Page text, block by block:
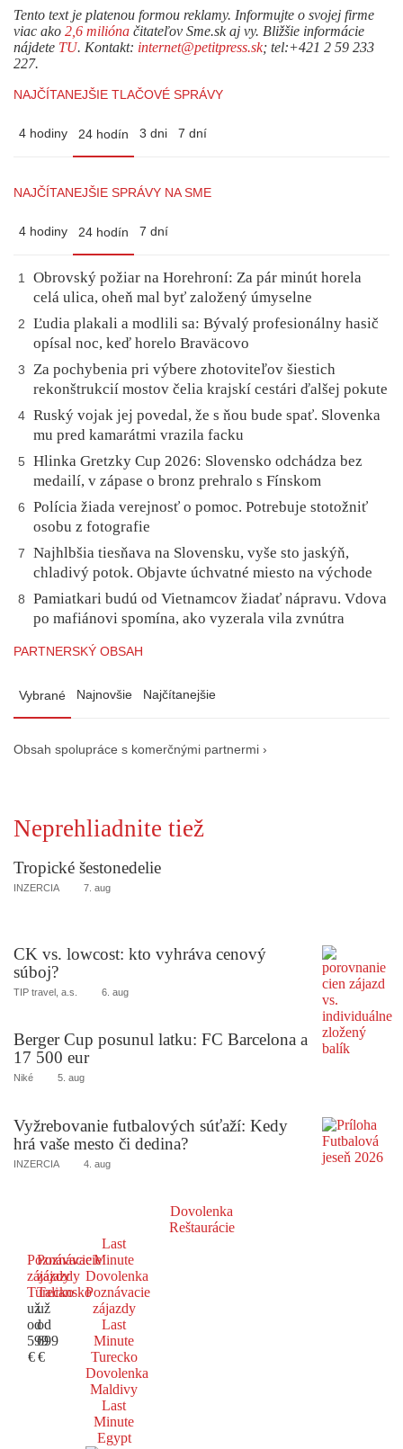
Tento text je platenou formou reklamy. Informujte o svojej firme
viac ako 2,6 milióna čitateľov Sme.sk aj vy. Bližšie informácie
nájdete TU. Kontakt: internet@petitpress.sk; tel:+421 2 59 233
227.
NAJČÍTANEJŠIE TLAČOVÉ SPRÁVY
4 hodiny 24 hodín 3 dni 7 dní
NAJČÍTANEJŠIE SPRÁVY NA SME
4 hodiny 24 hodín 7 dní
1
Obrovský požiar na Horehroní: Za pár minút horela
celá ulica, oheň mal byť založený úmyselne
2
Ľudia plakali a modlili sa: Bývalý profesionálny hasič
opísal noc, keď horelo Braväcovo
3
Za pochybenia pri výbere zhotoviteľov šiestich
rekonštrukcií mostov čelia krajskí cestári ďalšej pokute
4 Ruský vojak jej povedal, že s ňou bude spať. Slovenka
mu pred kamarátmi vrazila facku
5
Hlinka Gretzky Cup 2026: Slovensko odchádza bez
medailí, v zápase o bronz prehralo s Fínskom
6
Polícia žiada verejnosť o pomoc. Potrebuje stotožniť
osobu z fotografie
7
Najhlbšia tiesňava na Slovensku, vyše sto jaskýň,
chladivý potok. Objavte úchvatné miesto na východe
8
Pamiatkari budú od Vietnamcov žiadať nápravu. Vdova
po mafiánovi spomína, ako vyzerala vila zvnútra
PARTNERSKÝ OBSAH
Vybrané Najnovšie Najčítanejšie
Obsah spolupráce s komerčnými partnermi ›
Neprehliadnite tiež
Tropické šestonedelie
INZERCIA 7. aug
CK vs. lowcost: kto vyhráva cenový
súboj?
TIP travel, a.s. 6. aug
Berger Cup posunul latku: FC Barcelona a
17 500 eur
Niké 5. aug
Vyžrebovanie futbalových súťaží: Kedy
hrá vaše mesto či dedina?
INZERCIA 4. aug
Dovolenka
Reštaurácie
Poznávacie
zájazdy
Turecko
už
od
599
€
Poznávacie
zájazdy
Taliansko
už
od
699
€
Last
Minute
Dovolenka
Poznávacie
zájazdy
Last
Minute
Turecko
Dovolenka
Maldivy
Last
Minute
Egypt